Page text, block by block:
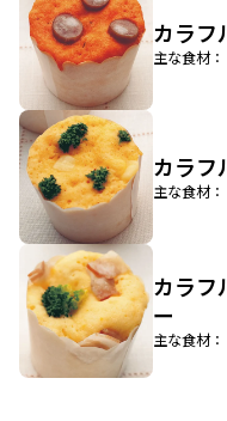
カラフ
主な食材
カラフ
主な食材
カラフ
ー
主な食材